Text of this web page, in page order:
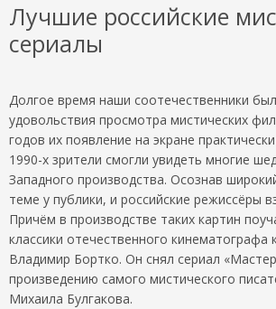
Лучшие российские
сериалы
Долгое время наши соотечественники
удовольствия просмотра мистических
годов их появление на экране
1990-х зрители смогли увидеть многие
Западного производства. Осознав
теме у публики, и российские режиссёры
Причём в производстве таких картин
классики отечественного кинематографа
Владимир Бортко. Он снял сериал
произведению самого мистического
Михаила Булгакова.